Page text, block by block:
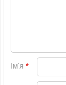
Ім'я *